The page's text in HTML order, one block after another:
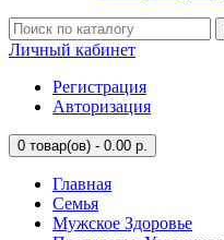
Личный кабинет
Регистрация
Авторизация
0 товар(ов) - 0.00 р.
Главная
Семья
Мужское Здоровье